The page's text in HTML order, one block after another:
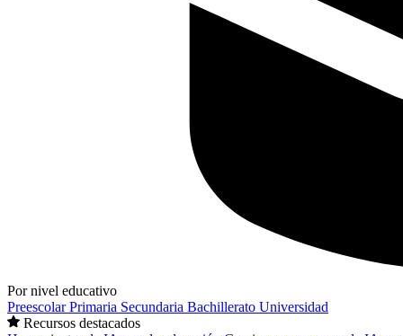
Por nivel educativo
PreescolarPrimaria Secundaria Bachillerato Universidad
Recursos destacados